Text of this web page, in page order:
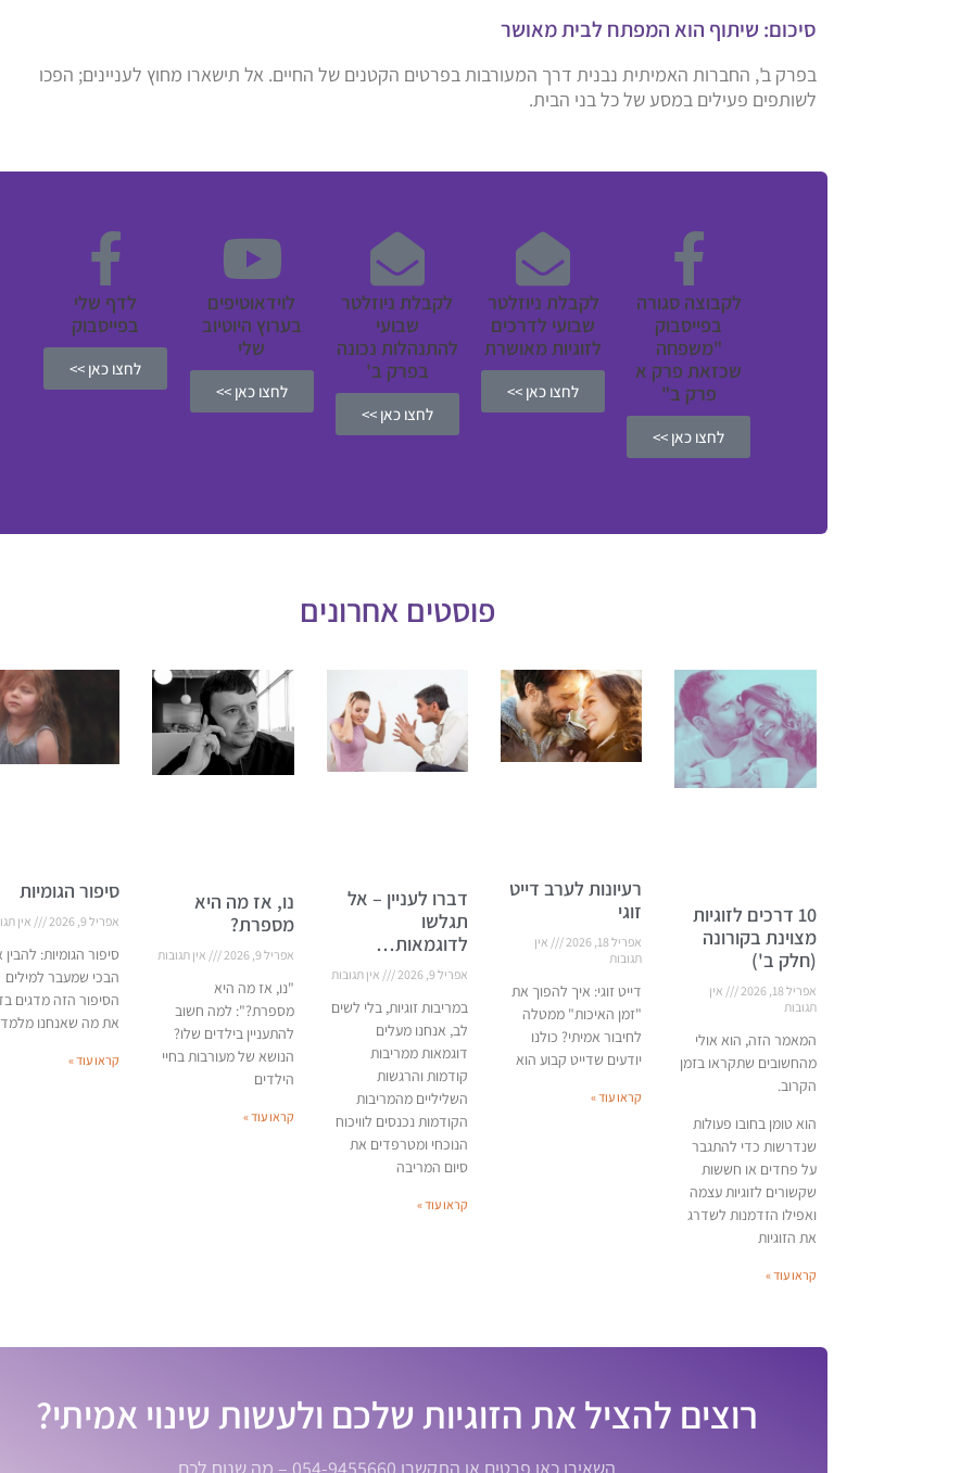
סיכום: שיתוף הוא המפתח לבית מאושר
בפרק ב', החברות האמיתית נבנית דרך המעורבות בפרטים הקטנים של החיים. אל תישארו מחוץ לעניינים; הפכו
לשותפים פעילים במסע של כל בני הבית.
לקבוצה סגורה
בפייסבוק
"משפחה
שכזאת פרק א
פרק ב"
לחצו כאן >>
לקבלת ניוזלטר
שבועי לדרכים
לזוגיות מאושרת
לחצו כאן >>
לקבלת ניוזלטר
שבועי
להתנהלות נכונה
בפרק ב'
לחצו כאן >>
לוידאוטיפים
בערוץ היוטיוב
שלי
לחצו כאן >>
לדף שלי
בפייסבוק
לחצו כאן >>
פוסטים אחרונים
10 דרכים לזוגיות
מצוינת בקורונה
(חלק ב')
אפריל 18, 2026
אין
תגובות
המאמר הזה, הוא אולי
מהחשובים שתקראו בזמן
הקרוב.
הוא טומן בחובו פעולות
שנדרשות כדי להתגבר
על פחדים או חששות
שקשורים לזוגיות עצמה
ואפילו הזדמנות לשדרג
את הזוגיות
קראו עוד »
רעיונות לערב דייט
זוגי
אפריל 18, 2026
אין
תגובות
דייט זוגי: איך להפוך את
"זמן האיכות" ממטלה
לחיבור אמיתי? כולנו
יודעים שדייט קבוע הוא
קראו עוד »
דברו לעניין – אל
תגלשו
לדוגמאות…
אפריל 9, 2026 אין תגובות
במריבות זוגיות, בלי לשים
לב, אנחנו מעלים
דוגמאות ממריבות
קודמות והרגשות
השליליים מהמריבות
הקודמות נכנסים לוויכוח
הנוכחי ומטרפדים את
סיום המריבה
קראו עוד »
נו, אז מה היא
מספרת?
אפריל 9, 2026 אין תגובות
"נו, אז מה היא
מספרת?": למה חשוב
להתעניין בילדים שלו?
הנושא של מעורבות בחיי
הילדים
קראו עוד »
סיפור הגומיות
אפריל 9, 2026 אין
סיפור הגומיות:
הבכי שמעבר למילים
הסיפור הזה מדגים
את מה שאנחנו
קראו עוד »
רוצים להציל את הזוגיות שלכם ולעשות שינוי אמיתי?
השאירו כאן פרטים או התקשרו 054-9455660 – מה שנוח לכם